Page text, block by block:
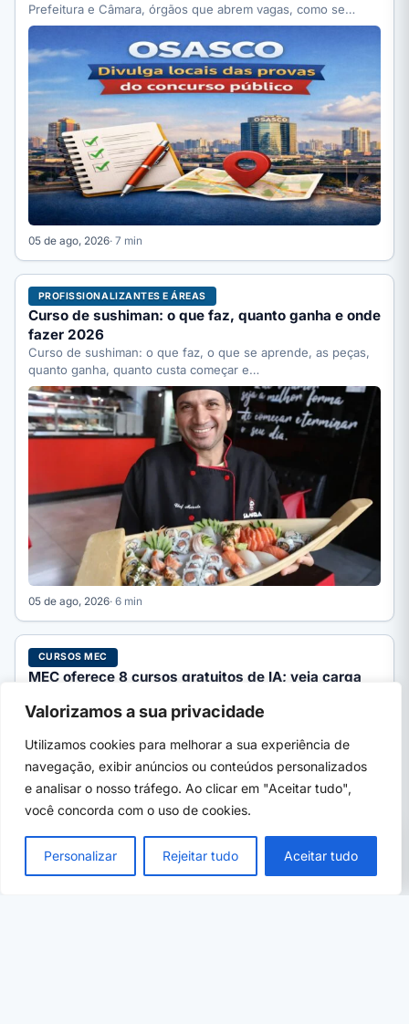
Valorizamos a sua privacidade
Utilizamos cookies para melhorar a sua experiência de
navegação, exibir anúncios ou conteúdos personalizados
e analisar o nosso tráfego. Ao clicar em "Aceitar tudo",
você concorda com o uso de cookies.
Personalizar Rejeitar tudo Aceitar tudo
Prefeitura e Câmara, órgãos que abrem vagas, como se…
05 de ago, 2026· 7 min
PROFISSIONALIZANTES E ÁREAS
Curso de sushiman: o que faz, quanto ganha e onde
fazer 2026
Curso de sushiman: o que faz, o que se aprende, as peças,
quanto ganha, quanto custa começar e…
05 de ago, 2026· 6 min
CURSOS MEC
MEC oferece 8 cursos gratuitos de IA; veja carga
O MEC oferece 8 cursos gratuitos de Inteligência Artificial na
SENAI Japeri oferece curso gratuito com
bolsa até sexta (7)